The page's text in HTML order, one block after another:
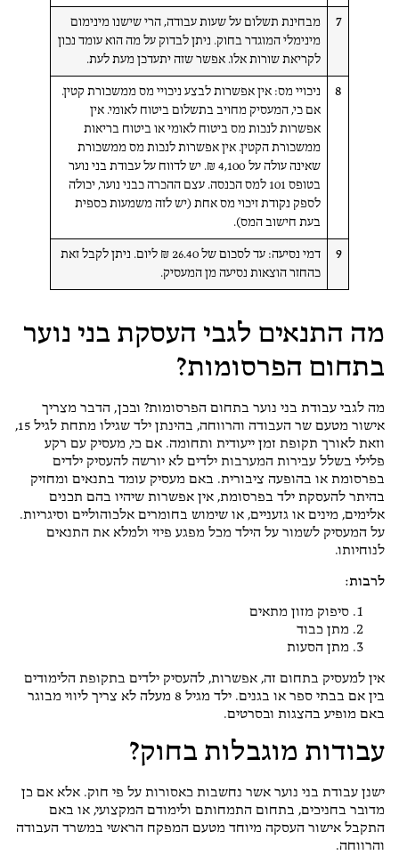
7
מבחינת תשלום על שעות עבודה, הרי שישנו מינימום
מינימלי המוגדר בחוק. ניתן לבדוק על מה הוא עומד נכון
לקריאת שורות אלו. אפשר שזה יתעדכן מעת לעת.
8
ניכויי מס: אין אפשרות לבצע ניכויי מס ממשכורת קטין.
אם כי, המעסיק מחויב בתשלום ביטוח לאומי. אין
אפשרות לנכות מס ביטוח לאומי או ביטוח בריאות
ממשכורת הקטין. אין אפשרות לנכות מס ממשכורת
שאינה עולה על 4,100 ₪. יש לדווח על עבודת בני נוער
בטופס 101 למס הכנסה. עצם ההכרה כבני נוער, יכולה
לספק נקודת זיכוי מס אחת (יש לזה משמעות כספית
בעת חישוב המס).
9
דמי נסיעה: עד לסכום של 26.40 ₪ ליום. ניתן לקבל זאת
כהחזר הוצאות נסיעה מן המעסיק.
מה התנאים לגבי העסקת בני נוער
בתחום הפרסומות?
מה לגבי עבודת בני נוער בתחום הפרסומות? ובכן, הדבר מצריך
אישור מטעם שר העבודה והרווחה, בהינתן ילד שגילו מתחת לגיל 15,
וזאת לאורך תקופת זמן ייעודית ותחומה. אם כי, מעסיק עם רקע
פלילי בשלל עבירות המערבות ילדים לא יורשה להעסיק ילדים
בפרסומת או בהופעה ציבורית. באם מעסיק עומד בתנאים ומחזיק
בהיתר להעסקת ילד בפרסומת, אין אפשרות שיהיו בהם תכנים
אלימים, מינים או גזעניים, או שימוש בחומרים אלכוהוליים וסיגריות.
על המעסיק לשמור על הילד מכל מפגע פיזי ולמלא את התנאים
לנוחיותו.
לרבות:
סיפוק מזון מתאים
מתן כבוד
מתן הסעות
אין למעסיק בתחום זה, אפשרות, להעסיק ילדים בתקופת הלימודים
בין אם בבתי ספר או בגנים. ילד מגיל 8 מעלה לא צריך ליווי מבוגר
באם מופיע בהצגות ובסרטים.
עבודות מוגבלות בחוק?
ישנן עבודת בני נוער אשר נחשבות כאסורות על פי חוק. אלא אם כן
מדובר בחניכים, בתחום התמחותם ולימודם המקצועי, או באם
התקבל אישור העסקה מיוחד מטעם המפקח הראשי במשרד העבודה
והרווחה.